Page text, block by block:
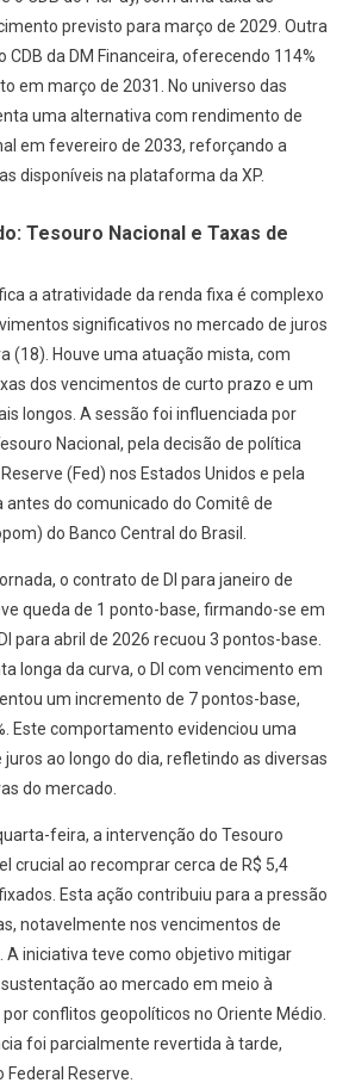
previsto para março de 2029. Outra
CDB da DM Financeira, oferecendo 114%
em março de 2031. No universo das
uma alternativa com rendimento de
em fevereiro de 2033, reforçando a
disponíveis na plataforma da XP.
Tesouro Nacional e Taxas de
a atratividade da renda fixa é complexo
significativos no mercado de juros
(18). Houve uma atuação mista, com
dos vencimentos de curto prazo e um
longos. A sessão foi influenciada por
Nacional, pela decisão de política
(Fed) nos Estados Unidos e pela
do comunicado do Comitê de
do Banco Central do Brasil.
o contrato de DI para janeiro de
queda de 1 ponto-base, firmando-se em
para abril de 2026 recuou 3 pontos-base.
longa da curva, o DI com vencimento em
um incremento de 7 pontos-base,
Este comportamento evidenciou uma
ao longo do dia, refletindo as diversas
do mercado.
feira, a intervenção do Tesouro
crucial ao recomprar cerca de R$ 5,4
Esta ação contribuiu para a pressão
notavelmente nos vencimentos de
A iniciativa teve como objetivo mitigar
ao mercado em meio à
conflitos geopolíticos no Oriente Médio.
foi parcialmente revertida à tarde,
Reserve.